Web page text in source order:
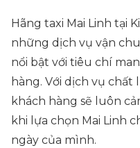
Hãng taxi Mai Linh tại
những dịch vụ vận
nổi bật với tiêu chí
hàng. Với dịch vụ
khách hàng sẽ luôn
khi lựa chọn Mai Linh
ngày của mình.